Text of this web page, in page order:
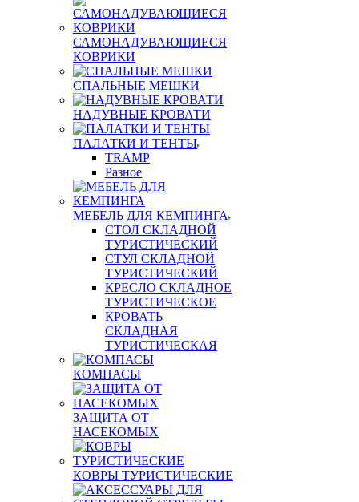
САМОНАДУВАЮЩИЕСЯ
КОВРИКИ
СПАЛЬНЫЕ МЕШКИ
НАДУВНЫЕ КРОВАТИ
ПАЛАТКИ И ТЕНТЫ
TRAMP
Разное
МЕБЕЛЬ ДЛЯ КЕМПИНГА
СТОЛ СКЛАДНОЙ
ТУРИСТИЧЕСКИЙ
СТУЛ СКЛАДНОЙ
ТУРИСТИЧЕСКИЙ
КРЕСЛО СКЛАДНОЕ
ТУРИСТИЧЕСКОЕ
КРОВАТЬ
СКЛАДНАЯ
ТУРИСТИЧЕСКАЯ
КОМПАСЫ
ЗАЩИТА ОТ
НАСЕКОМЫХ
КОВРЫ ТУРИСТИЧЕСКИЕ